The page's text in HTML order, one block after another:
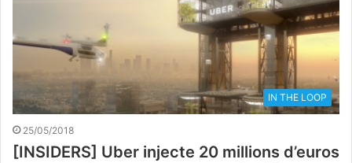
IN THE LOOP
25/05/2018
[INSIDERS] Uber injecte 20 millions d’euros